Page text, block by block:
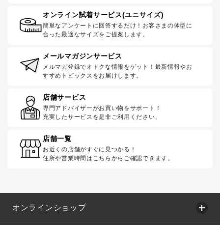
オンライン試着サービス(ユニサイズ)
簡単なアンケートに回答するだけ！お客さまの体型に
合った最適なサイズをご提案します。
メールマガジンサービス
メルマガ登録でオトクな情報をゲット！最新情報やお
すすめトピックスをお届けします。
店舗サービス
専門アドバイザーがお買い物をサポート！
充実したサービスを是非ご利用ください。
店舗一覧
お近くの店舗がすぐに見つかる！
住所や営業時間はこちらからご確認できます。
オンラインショップ